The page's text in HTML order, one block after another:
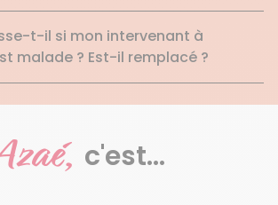
t-il si mon intervenant à
malade ? Est-il remplacé ?
c'est...